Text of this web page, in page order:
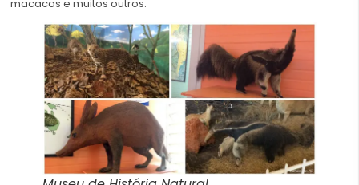
macacos e muitos outros.